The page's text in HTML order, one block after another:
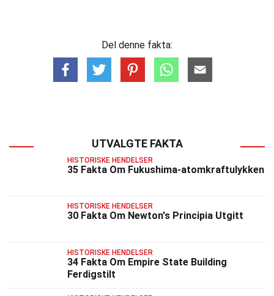
Del denne fakta:
UTVALGTE FAKTA
HISTORISKE HENDELSER
35 Fakta Om Fukushima-atomkraftulykken
HISTORISKE HENDELSER
30 Fakta Om Newton's Principia Utgitt
HISTORISKE HENDELSER
34 Fakta Om Empire State Building
Ferdigstilt